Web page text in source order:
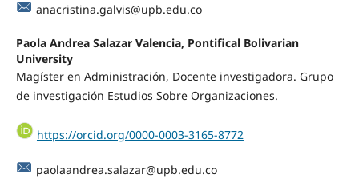
anacristina.galvis@upb.edu.co
Paola Andrea Salazar Valencia, Pontifical Bolivarian
University
Magíster en Administración, Docente investigadora. Grupo
de investigación Estudios Sobre Organizaciones.
https://orcid.org/0000-0003-3165-8772
paolaandrea.salazar@upb.edu.co